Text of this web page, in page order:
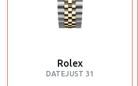
Rolex
DATEJUST 31